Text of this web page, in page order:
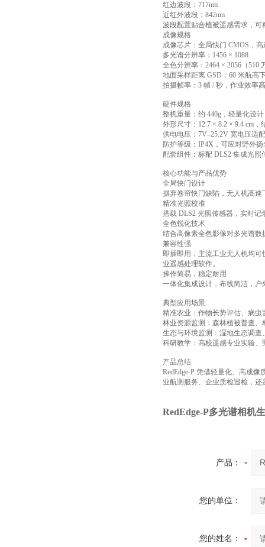
红边波段：717nm
近红外波段：842nm
波段配置贴合植被遥感需求，
成像规格
成像芯片：全局快门 CMOS，
多光谱分辨率：1456 × 1088
全色分辨率：2464 × 2056（
地面采样距离 GSD：60 米航高
拍摄帧率：3 帧 / 秒，作业效率高
硬件规格
整机重量：约 440g，轻量化设
外形尺寸：12.7 × 8.2 × 9.4 cm
供电电压：7V–25.2V 宽电压适配
防护等级：IP4X，可应对野外
配套组件：标配 DLS2 集成光
核心功能与产品优势
全局快门设计
摒弃卷帘快门缺陷，无人机高
精准光照校准
搭载 DLS2 光照传感器，实时
全色锐化技术
结合高像素全色影像对多光谱
兼容性强
即插即用，主流工业无人机均可
业遥感处理软件。
操作简易，稳定耐用
一体化集成设计，布线简洁，
典型应用场景
精准农业：作物长势评估、病
林业资源监测：森林植被普查
生态与环境监测：湿地生态调
科研教学：高校遥感专业实验
产品总结
RedEdge-P 凭借轻量化、高成
业航测服务、企业质检巡检，
RedEdge-P多光谱相机
产品：
您的单位：
您的姓名：